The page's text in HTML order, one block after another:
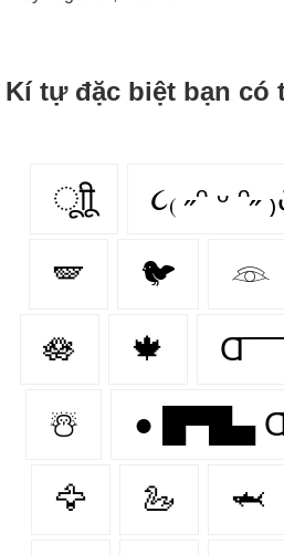
Kí tự đặc biệt bạn có
ूाीू ૮₍ ˶ᵔ ᵕ ᵔ˶
🪽 🐦 𓁻
🪷 🍁
☃️
🦅 🦢 🦈